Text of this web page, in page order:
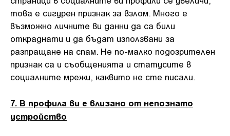
това е сигурен признак за взлом. Много е
възможно личните ви данни да са били
откраднати и да бъдат използвани за
разпращане на спам. Не по-малко подозрителен
признак са и съобщенията и статусите в
социалните мрежи, каквито не сте писали.
7. В профила ви е влизано от непознато
устройство